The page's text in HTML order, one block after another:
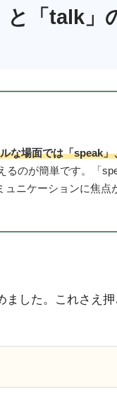
「talk」
な場面では「speak」
るのが簡単です。「
ニケーションに焦点
ました。これさえ